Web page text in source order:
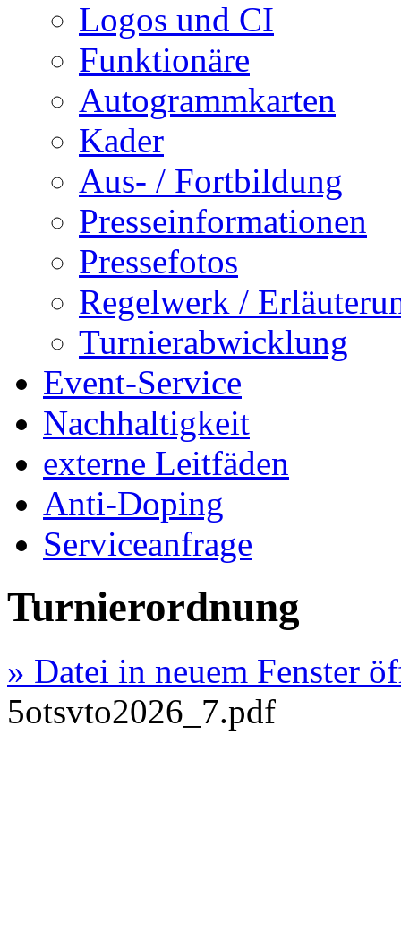
Logos und CI
Funktionäre
Autogrammkarten
Kader
Aus- / Fortbildung
Presseinformationen
Pressefotos
Regelwerk /
Turnierabwicklung
Event-Service
Nachhaltigkeit
externe Leitfäden
Anti-Doping
Serviceanfrage
Turnierordnung
» Datei in neuem Fenster
5otsvto2026_7.pdf